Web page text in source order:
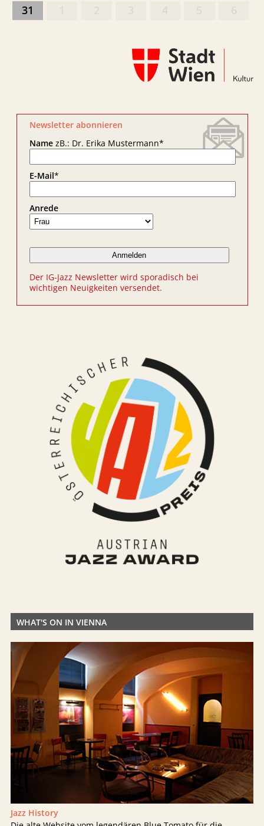
31
Newsletter abonnieren
NamezB.: Dr. Erika Mustermann*
E-Mail*
Anrede
Der IG-Jazz Newsletter wird sporadisch bei
wichtigen Neuigkeiten versendet.
WHAT'S ON IN VIENNA
Jazz History